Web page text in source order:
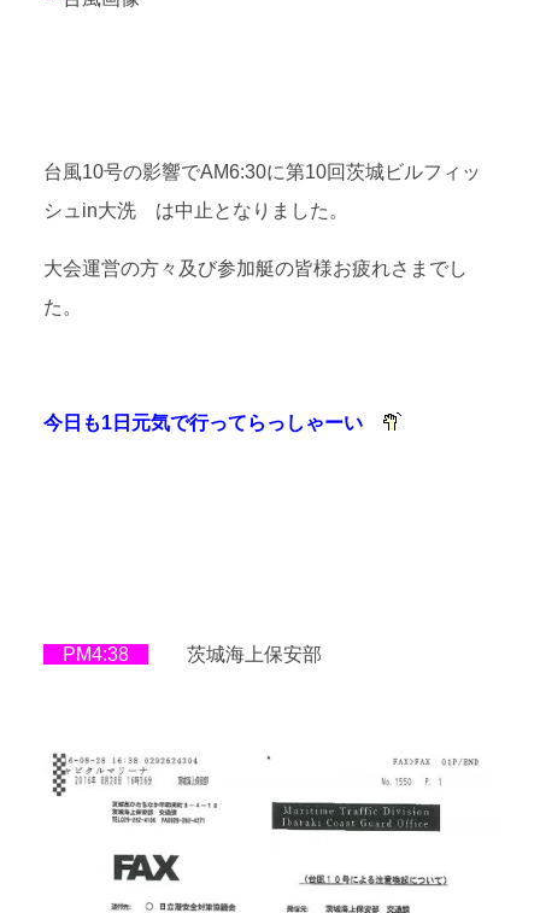
台風10号の影響でAM6:30に第10回茨城ビルフィッ
シュin大洗 は中止となりました。
大会運営の方々及び参加艇の皆様お疲れさまでし
た。
今日も1日元気で行ってらっしゃーい
PM4:38 茨城海上保安部